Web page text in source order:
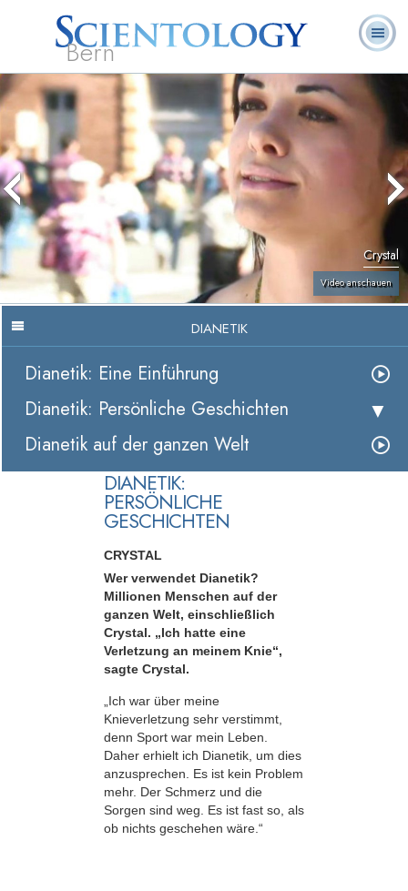
Bern
L. Ron
Hubbard
Was ist
Scientology?
Ehrenamtliche
Geistliche
Häufig gestellte
Fragen
Bücher
Crystal
Video anschauen
DIANETIK
Dianetik: Eine Einführung
Dianetik: Persönliche Geschichten
Dianetik auf der ganzen Welt
DIANETIK:
PERSÖNLICHE
GESCHICHTEN
CRYSTAL
Wer verwendet Dianetik?
Millionen Menschen auf der
ganzen Welt, einschließlich
Crystal. „Ich hatte eine
Verletzung an meinem Knie“,
sagte Crystal.
„Ich war über meine
Knieverletzung sehr verstimmt,
denn Sport war mein Leben.
Daher erhielt ich Dianetik, um dies
anzusprechen. Es ist kein Problem
mehr. Der Schmerz und die
Sorgen sind weg. Es ist fast so, als
ob nichts geschehen wäre.“